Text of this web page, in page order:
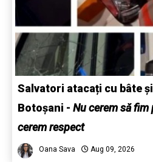
Salvatori atacați cu bâte
Botoșani - Nu cerem să fim
cerem respect
Oana Sava Aug 09, 2026